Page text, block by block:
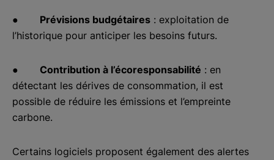
● Prévisions budgétaires : exploitation de
l’historique pour anticiper les besoins futurs.
● Contribution à l’écoresponsabilité : en
détectant les dérives de consommation, il est
possible de réduire les émissions et l’empreinte
carbone.
Certains logiciels proposent également des alertes